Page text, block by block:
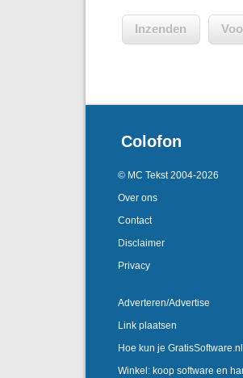
Colofon
© MC Tekst 2004-2026
Over ons
Contact
Disclaimer
Privacy
Adverteren/Advertise
Link plaatsen
Hoe kun je
Winkel: koop software en